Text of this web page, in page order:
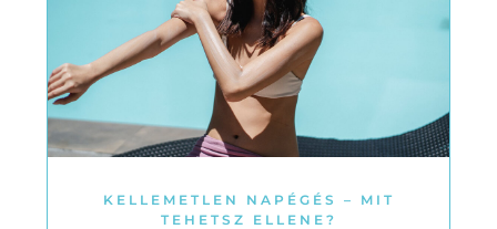
KELLEMETLEN NAPÉGÉS – MIT
TEHETSZ ELLENE?